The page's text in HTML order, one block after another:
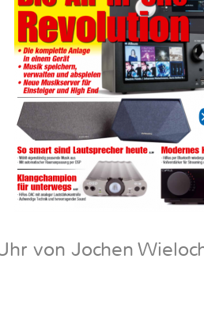
von Jochen